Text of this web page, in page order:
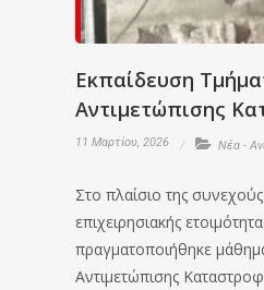
Εκπαίδευση
Αντιμετώπισης
11 Μαρτίου, 2026 Νέα -
Στο πλαίσιο της
επιχειρησιακής
πραγματοποιήθηκε
Αντιμετώπισης